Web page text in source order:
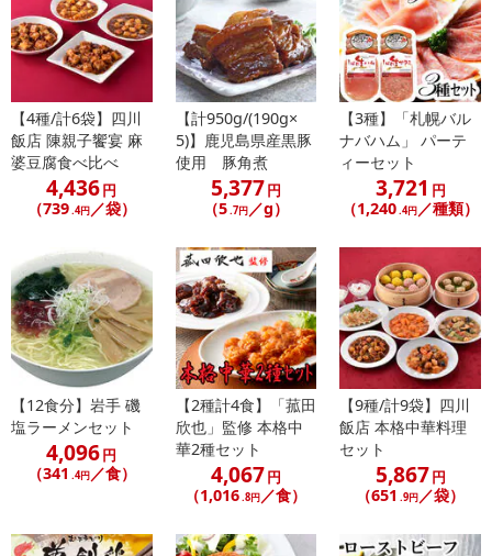
また、[新たな加工食品の原料原産地表示制度]の経過措置期間の終
了により、商品詳細内に記載の原産国・原材料の表記が旧表記の場
合がございます。
あらかじめご了承いただいた上でお申込みください。なお、本理由
によるお申込み後のキャンセル・返品交換は対応いたしかねます。
【お支払いについて】
※送料はお試し費用に含まれております。
※d払い、PayPay、au PAY、au PAY（auかんたん決済）、ソフトバ
Payでお支払いの場合、決済のため外部サイトへ遷移します。
※予約商品は決済手段ごとに定められた決済期限日にお支払いを完
了することがございます。ご了承いただいたうえでお申し込みくだ
さい。
【配送伝票番号について】
※配送形態がメール便の商品については、商品の発送完了後、配送
伝票番号がマイページに表示されない場合もございます。
【配送日時の指定について】
配送日、配送時間が異なる可能性がございます。
【4種/計6袋】四川
飯店 陳親子饗宴 麻
婆豆腐食べ比べ
4,436円
（739.4円／袋）
【計950g/(190g×
5)】鹿児島県産黒豚
使用 豚角煮
5,377円
（5.7円／g）
【3種】「札幌バル
ナバハム」 パーテ
ィーセット
3,721 円
（1,240.4円／種類）
【12食分】岩手 磯
塩ラーメンセット
4,096円
（341 .4円／食）
【2種計4食】「菰田
欣也」監修 本格中
華2種セット
4,067円
（1,016.8円／食）
【9種/計9袋】四川
飯店 本格中華料理
セット
5,867円
（651 .9円／袋）